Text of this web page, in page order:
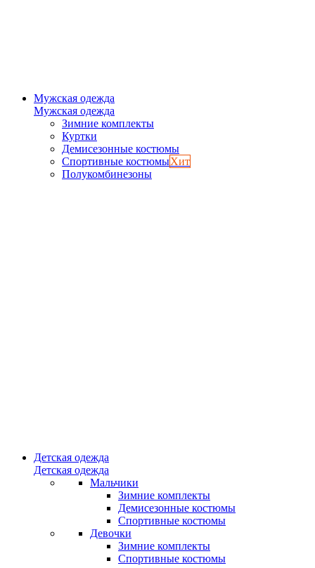
Мужская одежда
Мужская одежда
Зимние комплекты
Куртки
Демисезонные костюмы
Спортивные костюмыХит
Полукомбинезоны
Детская одежда
Детская одежда
Мальчики
Зимние комплекты
Демисезонные костюмы
Спортивные костюмы
Девочки
Зимние комплекты
Спортивные костюмы